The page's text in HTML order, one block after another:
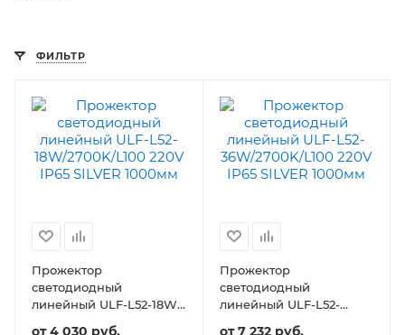
ФИЛЬТР
Прожектор
светодиодный
линейный ULF-L52-18W-
от4 030 руб.
Прожектор
светодиодный
линейный ULF-L52-
от7 232 руб.